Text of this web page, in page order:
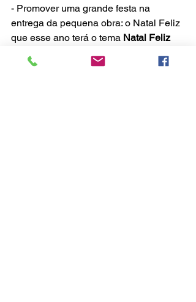
- Promover uma grande festa na
entrega da pequena obra: o Natal Feliz
que esse ano terá o tema Natal Feliz